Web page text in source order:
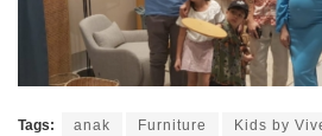
Tags: anak Furniture Kids by